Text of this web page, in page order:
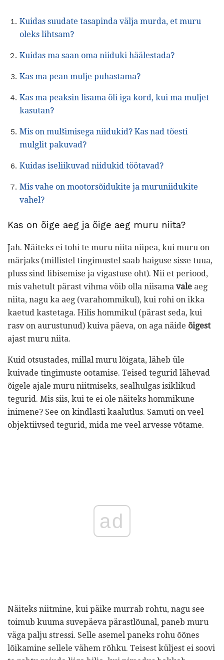
Kuidas suudate tasapinda välja murda, et muru
oleks lihtsam?
Kuidas ma saan oma niiduki häälestada?
Kas ma pean mulje puhastama?
Kas ma peaksin lisama õli iga kord, kui ma muljet
kasutan?
Mis on mulšimisega niidukid? Kas nad tõesti
mulglit pakuvad?
Kuidas iseliikuvad niidukid töötavad?
Mis vahe on mootorsõidukite ja muruniidukite
vahel?
Kas on õige aeg ja õige aeg muru niita?
Jah. Näiteks ei tohi te muru niita niipea, kui muru on
märjaks (millistel tingimustel saab haiguse sisse tuua,
pluss sind libisemise ja vigastuse oht). Nii et periood,
mis vahetult pärast vihma võib olla niisama vale aeg
niita, nagu ka aeg (varahommikul), kui rohi on ikka
kaetud kastetaga. Hilis hommikul (pärast seda, kui
rasv on aurustunud) kuiva päeva, on aga näide õigest
ajast muru niita.
Kuid otsustades, millal muru lõigata, läheb üle
kuivade tingimuste ootamise. Teised tegurid lähevad
õigele ajale muru niitmiseks, sealhulgas isiklikud
tegurid. Mis siis, kui te ei ole näiteks hommikune
inimene? See on kindlasti kaalutlus. Samuti on veel
objektiivsed tegurid, mida me veel arvesse võtame.
ad
Näiteks niitmine, kui päike murrab rohtu, nagu see
toimub kuuma suvepäeva pärastlõunal, paneb muru
väga palju stressi. Selle asemel paneks rohu õõnes
lõikamine sellele vähem rõhku. Teisest küljest ei soovi